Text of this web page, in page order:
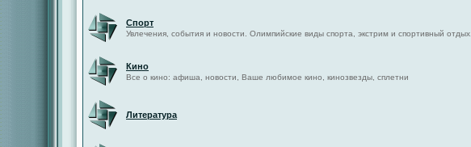
Спорт
Увлечения, события и новости. Олимпийские виды спорта, экстрим и спортивный отдых.
Кино
Все о кино: афиша, новости, Ваше любимое кино, кинозвезды, сплетни
Литература